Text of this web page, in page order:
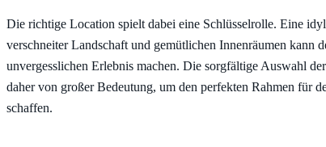
Die richtige Location spielt dabei eine Schlüsselrolle. Eine
verschneiter Landschaft und gemütlichen Innenräumen kann
unvergesslichen Erlebnis machen. Die sorgfältige Auswahl
daher von großer Bedeutung, um den perfekten Rahmen für
schaffen.